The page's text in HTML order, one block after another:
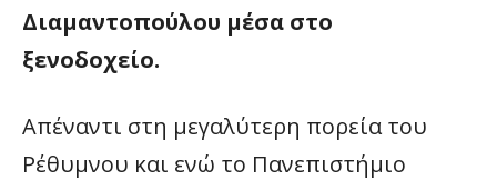
Διαμαντοπούλου μέσα στο
ξενοδοχείο.
Απέναντι στη μεγαλύτερη πορεία του
Ρέθυμνου και ενώ το Πανεπιστήμιο